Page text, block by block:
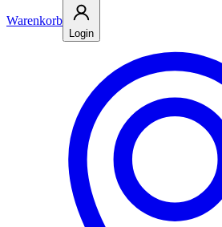
Warenkorb
Login